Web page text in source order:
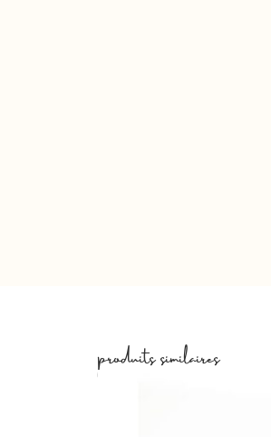
produits similaires